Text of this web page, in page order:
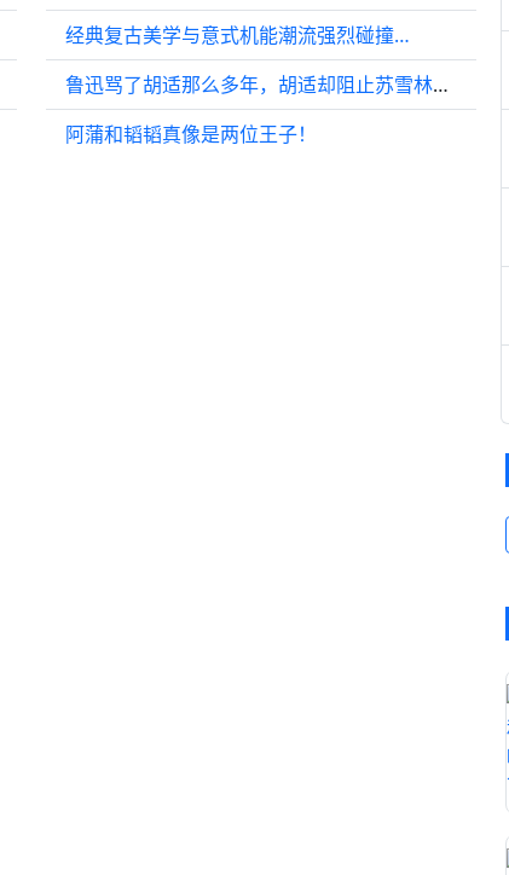
经典复古美学与意式机能潮流强烈碰撞…
鲁迅骂了胡适那么多年，胡适却阻止苏雪林骂鲁迅
阿蒲和韬韬真像是两位王子！